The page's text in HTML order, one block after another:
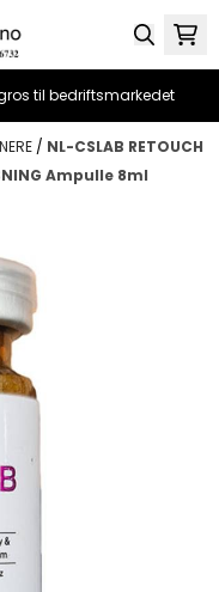
til bedriftsmarkedet
/ NL-CSLAB RETOUCH
Ampulle 8ml